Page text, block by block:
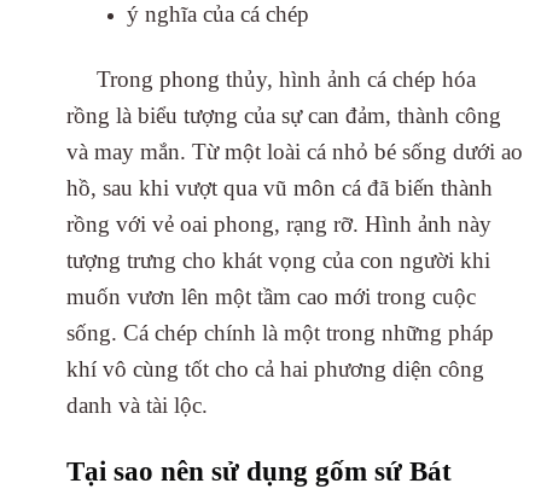
ý nghĩa của cá chép
Trong phong thủy, hình ảnh cá chép hóa
rồng là biểu tượng của sự can đảm, thành công
và may mắn. Từ một loài cá nhỏ bé sống dưới ao
hồ, sau khi vượt qua vũ môn cá đã biến thành
rồng với vẻ oai phong, rạng rỡ. Hình ảnh này
tượng trưng cho khát vọng của con người khi
muốn vươn lên một tầm cao mới trong cuộc
sống. Cá chép chính là một trong những pháp
khí vô cùng tốt cho cả hai phương diện công
danh và tài lộc.
Tại sao nên sử dụng gốm sứ Bát